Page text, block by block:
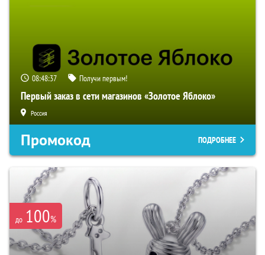
08:48:36 Получи первым!
Первый заказ в сети магазинов «Золотое Яблоко»
Россия
Промокод ПОДРОБНЕЕ
до 100%